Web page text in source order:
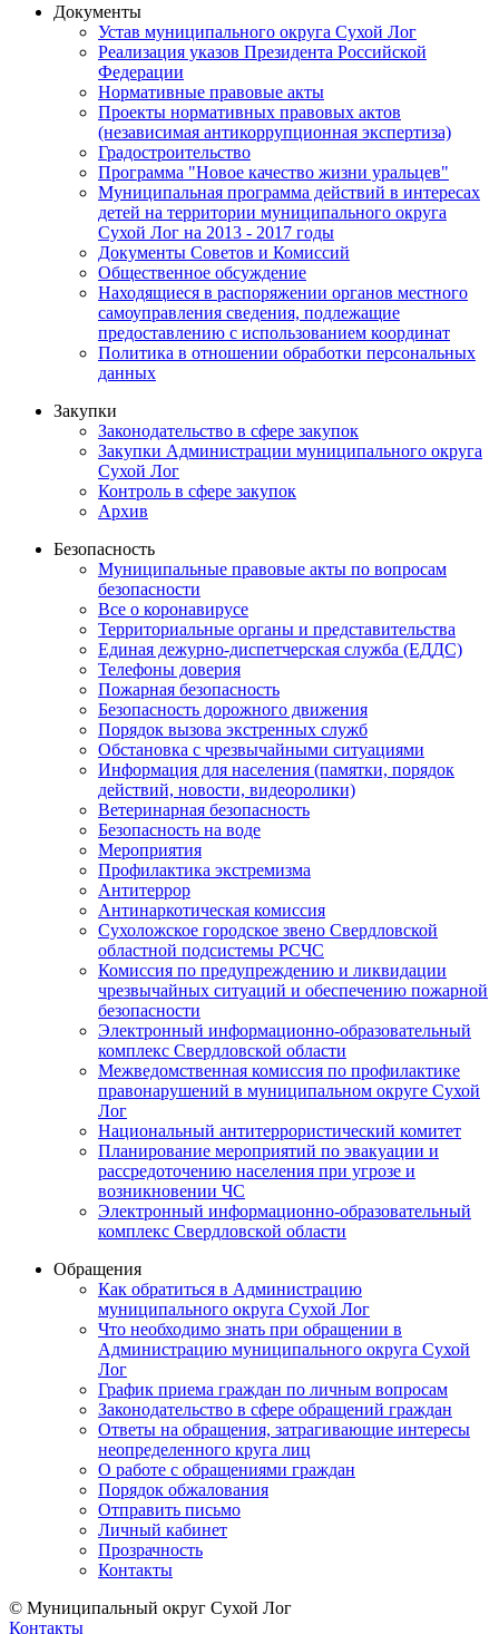
Документы
Устав муниципального округа Сухой Лог
Реализация указов Президента Российской
Федерации
Нормативные правовые акты
Проекты нормативных правовых актов
(независимая антикоррупционная экспертиза)
Градостроительство
Программа "Новое качество жизни уральцев"
Муниципальная программа действий в интересах
детей на территории муниципального округа
Сухой Лог на 2013 - 2017 годы
Документы Советов и Комиссий
Общественное обсуждение
Находящиеся в распоряжении органов местного
самоуправления сведения, подлежащие
предоставлению с использованием координат
Политика в отношении обработки персональных
данных
Закупки
Законодательство в сфере закупок
Закупки Администрации муниципального округа
Сухой Лог
Контроль в сфере закупок
Архив
Безопасность
Муниципальные правовые акты по вопросам
безопасности
Все о коронавирусе
Территориальные органы и представительства
Единая дежурно-диспетчерская служба (ЕДДС)
Телефоны доверия
Пожарная безопасность
Безопасность дорожного движения
Порядок вызова экстренных служб
Обстановка с чрезвычайными ситуациями
Информация для населения (памятки, порядок
действий, новости, видеоролики)
Ветеринарная безопасность
Безопасность на воде
Мероприятия
Профилактика экстремизма
Антитеррор
Антинаркотическая комиссия
Сухоложское городское звено Свердловской
областной подсистемы РСЧС
Комиссия по предупреждению и ликвидации
чрезвычайных ситуаций и обеспечению пожарной
безопасности
Электронный информационно-образовательный
комплекс Cвердловской области
Межведомственная комиссия по профилактике
правонарушений в муниципальном округе Сухой
Лог
Национальный антитеррористический комитет
Планирование мероприятий по эвакуации и
рассредоточению населения при угрозе и
возникновении ЧС
Электронный информационно-образовательный
комплекс Свердловской области
Обращения
Как обратиться в Администрацию
муниципального округа Сухой Лог
Что необходимо знать при обращении в
Администрацию муниципального округа Сухой
Лог
График приема граждан по личным вопросам
Законодательство в сфере обращений граждан
Ответы на обращения, затрагивающие интересы
неопределенного круга лиц
О работе с обращениями граждан
Порядок обжалования
Отправить письмо
Личный кабинет
Прозрачность
Контакты
© Муниципальный округ Сухой Лог
Контакты